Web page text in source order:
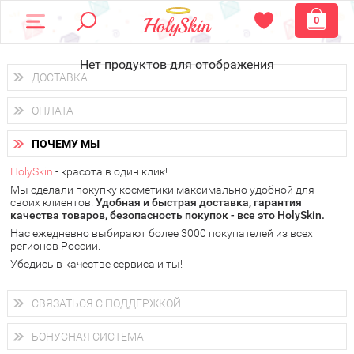
0
Нет продуктов для отображения
ДОСТАВКА
Доставка осуществляетсяпо всем городам России.
Вы можете выбрать доставку курьером, Почтой России или
получить заказ в пунктах выдачи PickPoint или пункте
самовывоза.
В 20 городах России доставка осуществляется ужена
следующий день.
у Вас всегда есть возможность получитьбесплатную
доставку от HolySkin.
подробнее об условиях доставки и оплаты в Вашем городе
ОПЛАТА
Вы можете оплатить свой заказ любым удобным способом:
наличными деньгами (
через интернет-банк (Альфа-банк, Сбербанк) и другими
электронными способами.
ПОЧЕМУ МЫ
HolySkin - красота в один клик!
Мы сделали покупку косметики максимально удобной для
своих клиентов. Удобная и быстрая доставка, гарантия
качества товаров, безопасность покупок - все это HolySkin.
Нас ежедневно выбирают более 3000 покупателей из всех
регионов России.
Убедись в качестве сервиса и ты!
СВЯЗАТЬСЯ С ПОДДЕРЖКОЙ
+7 (800) 707-24-55
Мы будем рады ответить на все Ваши вопросы по работе
магазина, проконсультировать по товарам, рассказать о
БОНУСНАЯ СИСТЕМА